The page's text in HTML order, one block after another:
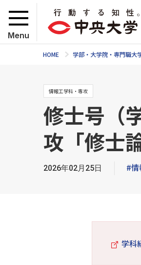
Menu
HOME 学部・大学院・専門職大
情報工学科・専攻
修士号（
攻「修士
2026年02月25日 #
学科